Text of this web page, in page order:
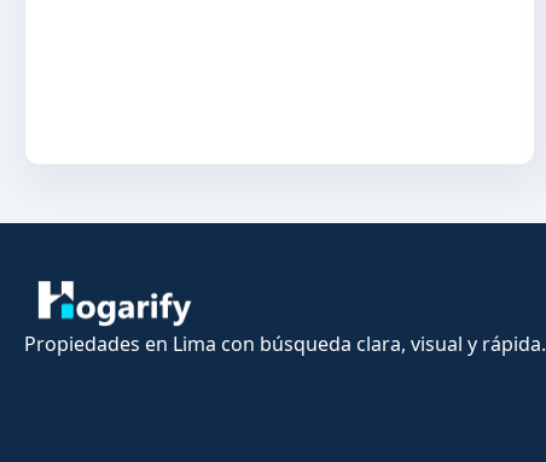
Propiedades en Lima con búsqueda clara, visual y rápida.